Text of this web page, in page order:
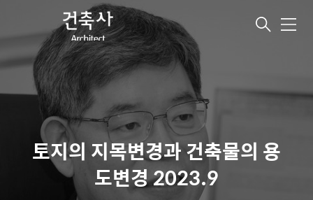
메
토지의 지목변경과 건축물의 용
도변경 2023.9